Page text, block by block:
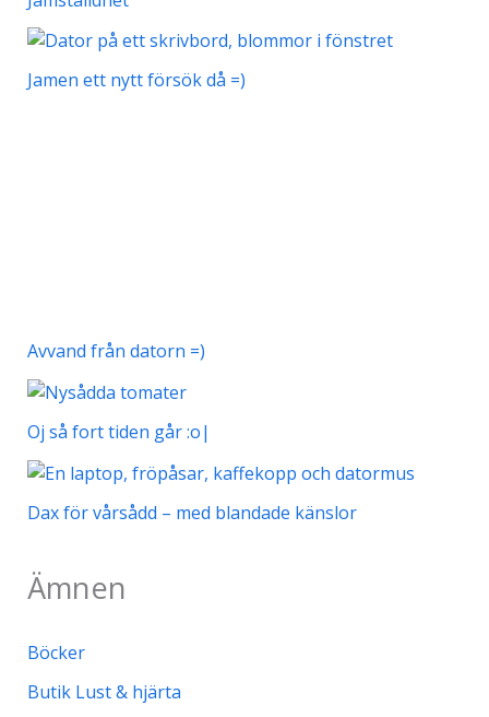
Jamen ett nytt försök då =)
Avvand från datorn =)
Oj så fort tiden går :o|
Dax för vårsådd – med blandade känslor
Ämnen
Böcker
Butik Lust & hjärta